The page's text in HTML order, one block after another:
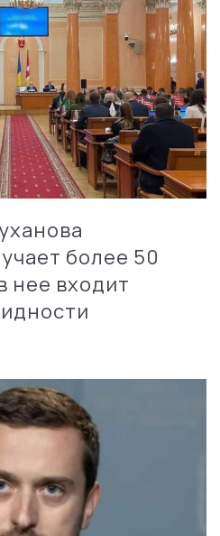
более 50
нее входит